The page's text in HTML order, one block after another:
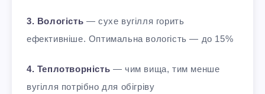
3. Вологість — сухе вугілля горить
ефективніше. Оптимальна вологість — до 15%
4. Теплотворність — чим вища, тим менше
вугілля потрібно для обігріву